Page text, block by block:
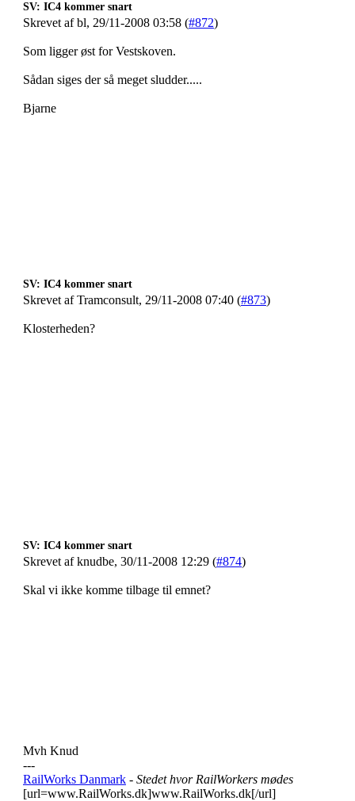
SV: IC4 kommer snart
Skrevet af bl, 29/11-2008 03:58 (#872)
Som ligger øst for Vestskoven.
Sådan siges der så meget sludder.....
Bjarne
SV: IC4 kommer snart
Skrevet af Tramconsult, 29/11-2008 07:40 (#873)
Klosterheden?
SV: IC4 kommer snart
Skrevet af knudbe, 30/11-2008 12:29 (#874)
Skal vi ikke komme tilbage til emnet?
Mvh Knud
---
RailWorks Danmark - Stedet hvor RailWorkers mødes
[url=www.RailWorks.dk]www.RailWorks.dk[/url]